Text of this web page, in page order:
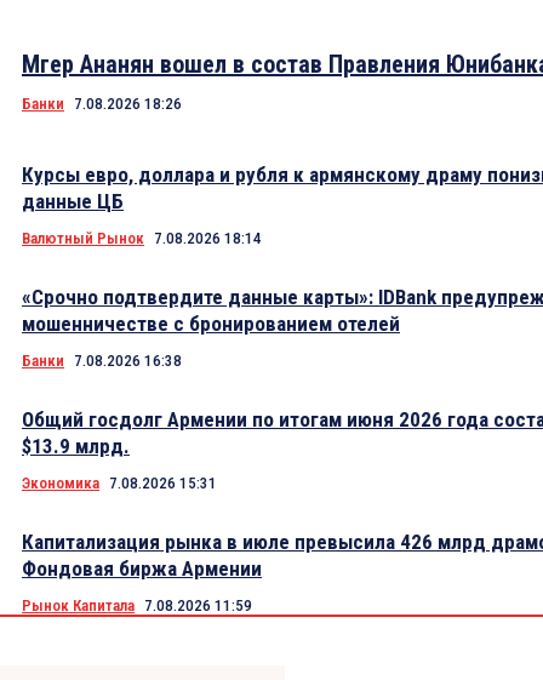
Мгер Ананян вошел в состав Правления
Банки 7.08.2026 18:26
Курсы евро, доллара и рубля к армянскому драму
данные ЦБ
Валютный Рынок 7.08.2026 18:14
«Срочно подтвердите данные карты»: IDBank
мошенничестве с бронированием отелей
Банки 7.08.2026 16:38
Общий госдолг Армении по итогам июня 2026 года
$13.9 млрд.
Экономика 7.08.2026 15:31
Капитализация рынка в июле превысила 426 млрд
Фондовая биржа Армении
Рынок Капитала 7.08.2026 11:59